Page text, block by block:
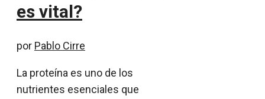
es vital?
por Pablo Cirre
La proteína es uno de los
nutrientes esenciales que